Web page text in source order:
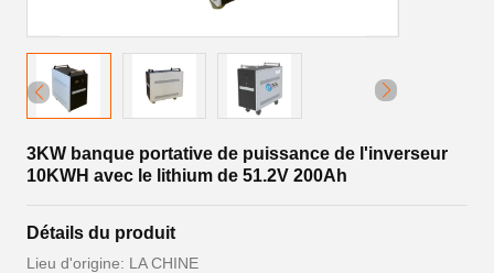
3KW banque portative de puissance de l'inverseur
10KWH avec le lithium de 51.2V 200Ah
Détails du produit
Lieu d'origine: LA CHINE